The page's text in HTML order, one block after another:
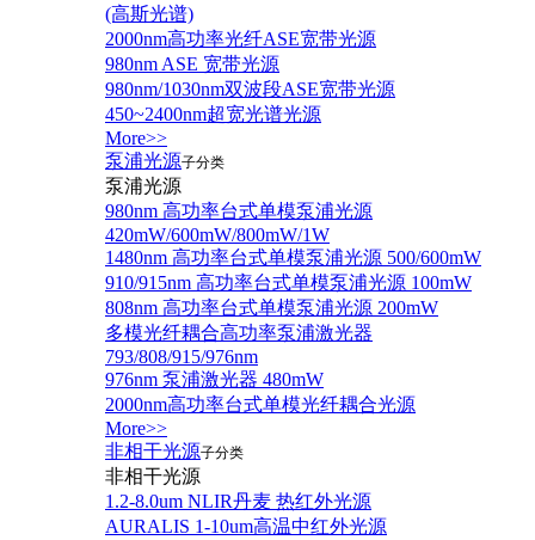
(高斯光谱)
2000nm高功率光纤ASE宽带光源
980nm ASE 宽带光源
980nm/1030nm双波段ASE宽带光源
450~2400nm超宽光谱光源
More>>
泵浦光源子分类
泵浦光源
980nm 高功率台式单模泵浦光源
420mW/600mW/800mW/1W
1480nm 高功率台式单模泵浦光源 500/600mW
910/915nm 高功率台式单模泵浦光源 100mW
808nm 高功率台式单模泵浦光源 200mW
多模光纤耦合高功率泵浦激光器
793/808/915/976nm
976nm 泵浦激光器 480mW
2000nm高功率台式单模光纤耦合光源
More>>
非相干光源子分类
非相干光源
1.2-8.0um NLIR丹麦 热红外光源
AURALIS 1-10um高温中红外光源